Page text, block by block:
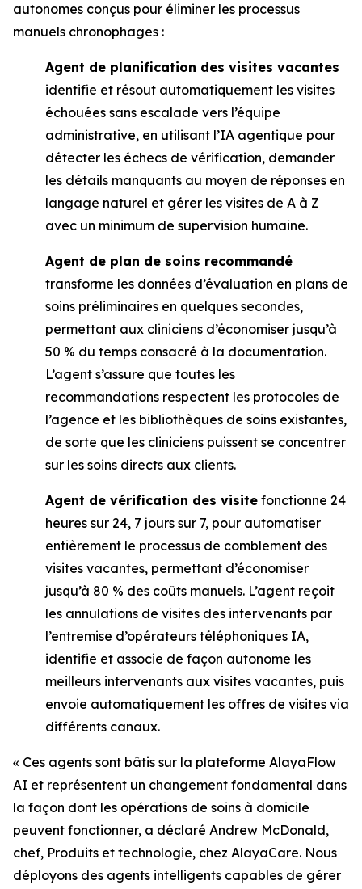
autonomes conçus pour éliminer les processus
manuels chronophages :
Agent de planification des visites vacantes
identifie et résout automatiquement les visites
échouées sans escalade vers l’équipe
administrative, en utilisant l’IA agentique pour
détecter les échecs de vérification, demander
les détails manquants au moyen de réponses en
langage naturel et gérer les visites de A à Z
avec un minimum de supervision humaine.
Agent de plan de soins recommandé
transforme les données d’évaluation en plans de
soins préliminaires en quelques secondes,
permettant aux cliniciens d’économiser jusqu’à
50 % du temps consacré à la documentation.
L’agent s’assure que toutes les
recommandations respectent les protocoles de
l’agence et les bibliothèques de soins existantes,
de sorte que les cliniciens puissent se concentrer
sur les soins directs aux clients.
Agent de vérification des visite fonctionne 24
heures sur 24, 7 jours sur 7, pour automatiser
entièrement le processus de comblement des
visites vacantes, permettant d’économiser
jusqu’à 80 % des coûts manuels. L’agent reçoit
les annulations de visites des intervenants par
l’entremise d’opérateurs téléphoniques IA,
identifie et associe de façon autonome les
meilleurs intervenants aux visites vacantes, puis
envoie automatiquement les offres de visites via
différents canaux.
« Ces agents sont bâtis sur la plateforme AlayaFlow
AI et représentent un changement fondamental dans
la façon dont les opérations de soins à domicile
peuvent fonctionner, a déclaré Andrew McDonald,
chef, Produits et technologie, chez AlayaCare. Nous
déployons des agents intelligents capables de gérer